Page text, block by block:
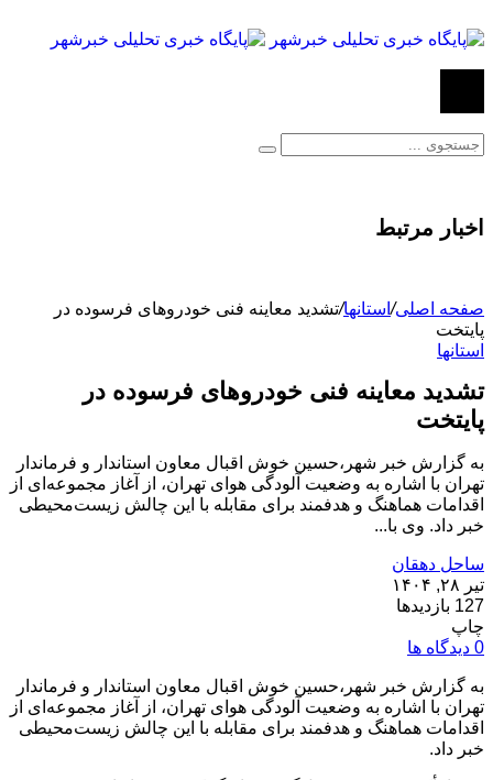
اخبار مرتبط
صفحه اصلی/استانها/تشدید معاینه فنی خودروهای فرسوده در
پایتخت
استانها
تشدید معاینه فنی خودروهای فرسوده در
پایتخت
به گزارش خبر شهر،حسین خوش‌ اقبال معاون استاندار و فرماندار
تهران با اشاره به وضعیت آلودگی هوای تهران، از آغاز مجموعه‌ای از
اقدامات هماهنگ و هدفمند برای مقابله با این چالش زیست‌محیطی
خبر داد. وی با...
ساحل دهقان
تیر ۲۸, ۱۴۰۴
127 بازدیدها
چاپ
0 دیدگاه ها
به گزارش خبر شهر،حسین خوش‌ اقبال معاون استاندار و فرماندار
تهران با اشاره به وضعیت آلودگی هوای تهران، از آغاز مجموعه‌ای از
اقدامات هماهنگ و هدفمند برای مقابله با این چالش زیست‌محیطی
خبر داد.